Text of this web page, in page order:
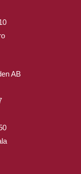
AB